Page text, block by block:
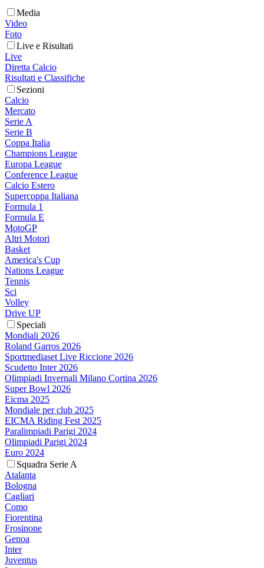
Media
Video
Foto
Live e Risultati
Live
Diretta Calcio
Risultati e Classifiche
Sezioni
Calcio
Mercato
Serie A
Serie B
Coppa Italia
Champions League
Europa League
Conference League
Calcio Estero
Supercoppa Italiana
Formula 1
Formula E
MotoGP
Altri Motori
Basket
America's Cup
Nations League
Tennis
Sci
Volley
Drive UP
Speciali
Mondiali 2026
Roland Garros 2026
Sportmediaset Live Riccione 2026
Scudetto Inter 2026
Olimpiadi Invernali Milano Cortina 2026
Super Bowl 2026
Eicma 2025
Mondiale per club 2025
EICMA Riding Fest 2025
Paralimpiadi Parigi 2024
Olimpiadi Parigi 2024
Euro 2024
Squadra Serie A
Atalanta
Bologna
Cagliari
Como
Fiorentina
Frosinone
Genoa
Inter
Juventus